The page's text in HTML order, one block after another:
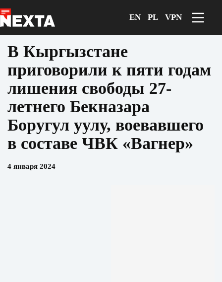
к
сути
EN PL VPN
В Кыргызстане
приговорили к пяти годам
лишения свободы 27-
летнего Бекназара
Боругул уулу, воевавшего
в составе ЧВК «Вагнер»
4 января 2024